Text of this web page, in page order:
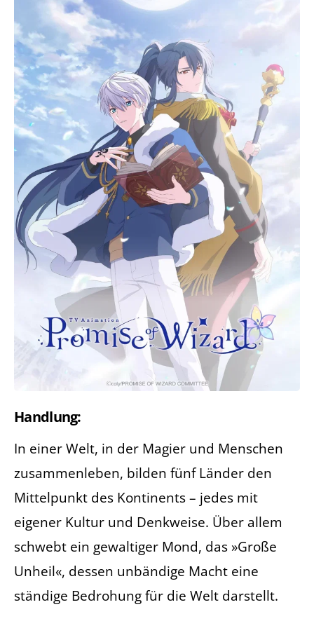
Handlung:
In einer Welt, in der Magier und Menschen
zusammenleben, bilden fünf Länder den
Mittelpunkt des Kontinents – jedes mit
eigener Kultur und Denkweise. Über allem
schwebt ein gewaltiger Mond, das »Große
Unheil«, dessen unbändige Macht eine
ständige Bedrohung für die Welt darstellt.